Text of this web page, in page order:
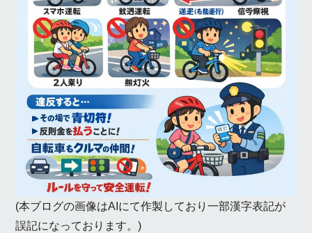
(本ブログの画像はAIにて作製しており一部漢字表記が
誤記になっております。)